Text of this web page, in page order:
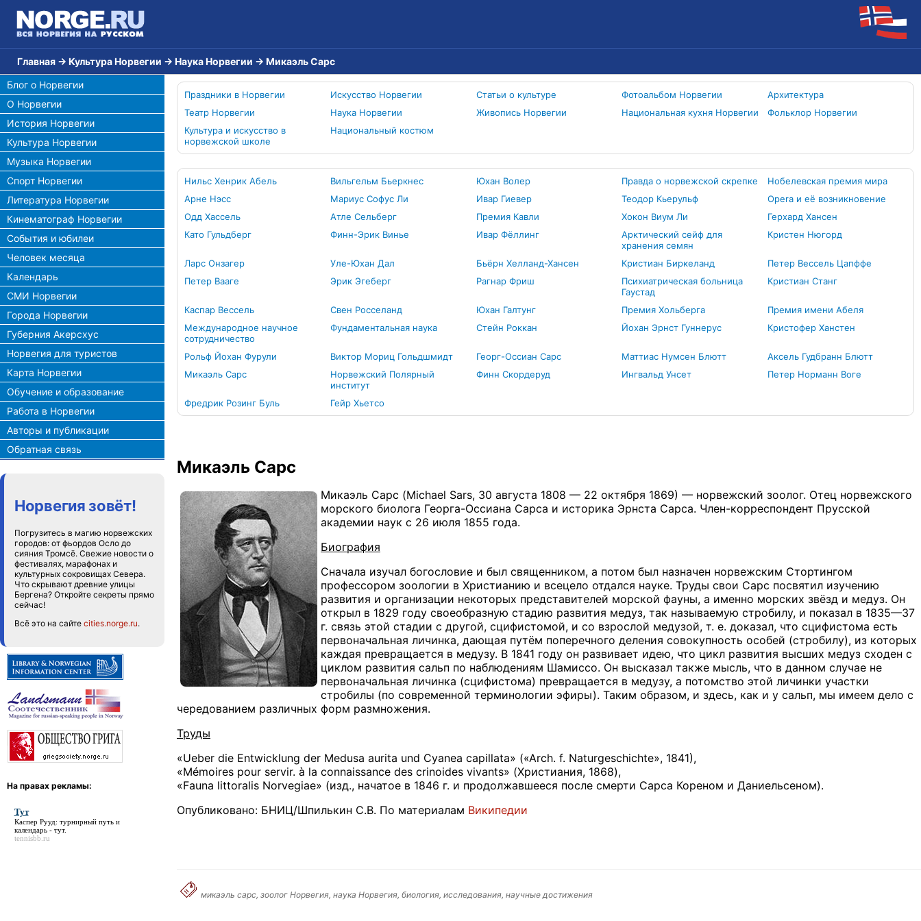
Главная → Культура Норвегии → Наука Норвегии → Микаэль Сарс
Блог о Норвегии
О Норвегии
История Норвегии
Культура Норвегии
Музыка Норвегии
Спорт Норвегии
Литература Норвегии
Кинематограф Норвегии
События и юбилеи
Человек месяца
Календарь
СМИ Норвегии
Города Норвегии
Губерния Акерсхус
Норвегия для туристов
Карта Норвегии
Обучение и образование
Работа в Норвегии
Авторы и публикации
Обратная связь
Норвегия зовёт!
Погрузитесь в магию норвежских
городов: от фьордов Осло до
сияния Тромсё. Свежие новости о
фестивалях, марафонах и
культурных сокровищах Севера.
Что скрывают древние улицы
Бергена? Откройте секреты прямо
сейчас!
Всё это на сайте cities.norge.ru.
На правах рекламы:
Тут
Каспер Рууд: турнирный путь и
календарь - тут.
tennisbb.ru
Праздники в Норвегии Искусство Норвегии Статьи о культуре Фотоальбом Норвегии
Архитектура
Театр Норвегии
Наука Норвегии Живопись Норвегии Национальная кухня Норвегии
Фольклор Норвегии
Культура и искусство в
норвежской школе
Национальный костюм
Нильс Хенрик Абель Вильгельм Бьеркнес Юхан Волер Правда о норвежской скрепке
Нобелевская премия мира
Арне Нэсс
Мариус Софус Ли Ивар Гиевер Теодор Кьерульф
Opera и её возникновение
Одд Хассель
Атле Сельберг Премия Кавли Хокон Виум Ли
Герхард Хансен
Като Гульдберг
Финн-Эрик Винье Ивар Фёллинг
Арктический сейф для
хранения семян
Кристен Нюгорд
Ларс Онзагер Уле-Юхан Дал Бьёрн Хелланд-Хансен Кристиан Биркеланд
Петер Вессель Цапффе
Петер Вааге
Эрик Эгеберг Рагнар Фриш
Психиатрическая больница
Гаустад
Кристиан Станг
Каспар Вессель Свен Росселанд Юхан Галтунг Премия Хольберга
Премия имени Абеля
Международное научное
сотрудничество
Фундаментальная наука Стейн Роккан Йохан Эрнст Гуннерус Кристофер Ханстен
Рольф Йохан Фурули Виктор Мориц Гольдшмидт Георг-Оссиан Сарс Маттиас Нумсен Блютт
Аксель Гудбранн Блютт
Микаэль Сарс
Норвежский Полярный
институт
Финн Скордеруд Ингвальд Унсет Петер Норманн Воге
Фредрик Розинг Буль Гейр Хьетсо
Микаэль Сарс
Микаэль Сарс (Michael Sars, 30 августа 1808 — 22 октября 1869) — норвежский зоолог. Отец норвежского
морского биолога Георга-Оссиана Сарса и историка Эрнста Сарса. Член-корреспондент Прусской
академии наук с 26 июля 1855 года.
Биография
Сначала изучал богословие и был священником, а потом был назначен норвежским Стортингом
профессором зоологии в Христианию и всецело отдался науке. Труды свои Сарс посвятил изучению
развития и организации некоторых представителей морской фауны, а именно морских звёзд и медуз. Он
открыл в 1829 году своеобразную стадию развития медуз, так называемую стробилу, и показал в 1835—37
г. связь этой стадии с другой, сцифистомой, и со взрослой медузой, т. е. доказал, что сцифистома есть
первоначальная личинка, дающая путём поперечного деления совокупность особей (стробилу), из которых
каждая превращается в медузу. В 1841 году он развивает идею, что цикл развития высших медуз сходен с
циклом развития сальп по наблюдениям Шамиссо. Он высказал также мысль, что в данном случае не
первоначальная личинка (сцифистома) превращается в медузу, а потомство этой личинки участки
стробилы (по современной терминологии эфиры). Таким образом, и здесь, как и у сальп, мы имеем дело с
чередованием различных форм размножения.
Труды
«Ueber die Entwicklung der Medusa aurita und Cyanea capillata» («Arch. f. Naturgeschichte», 1841),
«Mémoires pour servir. à la connaissance des crinoides vivants» (Христиания, 1868),
«Fauna littoralis Norvegiae» (изд., начатое в 1846 г. и продолжавшееся после смерти Сарса Кореном и Даниельсеном).
Опубликовано: БНИЦ/Шпилькин С.В. По материалам Википедии
микаэль сарс, зоолог Норвегия, наука Норвегия, биология, исследования, научные достижения